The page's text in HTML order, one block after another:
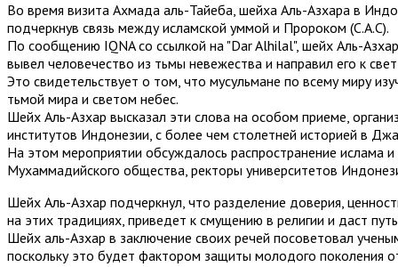
Во время визита Ахмада аль-Тайеба, шейха Аль-Азхара в
подчеркнув связь между исламской уммой и Пророком (С.А.С).
По сообщению IQNA со ссылкой на "Dar Alhilal", шейх Аль-
вывел человечество из тьмы невежества и направил его к
Это свидетельствует о том, что мусульмане по всему миру
тьмой мира и светом небес.
Шейх Аль-Азхар высказал эти слова на особом приеме,
институтов Индонезии, с более чем столетней историей в
На этом мероприятии обсуждалось распространение ислама
Мухаммадийского общества, ректоры университетов
Шейх Аль-Азхар подчеркнул, что разделение доверия,
на этих традициях, приведет к смущению в религии и даст
Шейх аль-Азхар в заключение своих речей посоветовал
поскольку это будет фактором защиты молодого поколения